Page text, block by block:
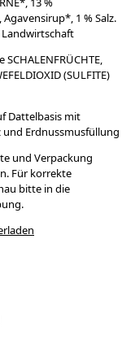
Agavensirup*, 1 % Salz.
SCHALENFRÜCHTE,
(SULFITE)
Dattelbasis mit
und Erdnussmusfüllung
und Verpackung
Für korrekte
bitte in die